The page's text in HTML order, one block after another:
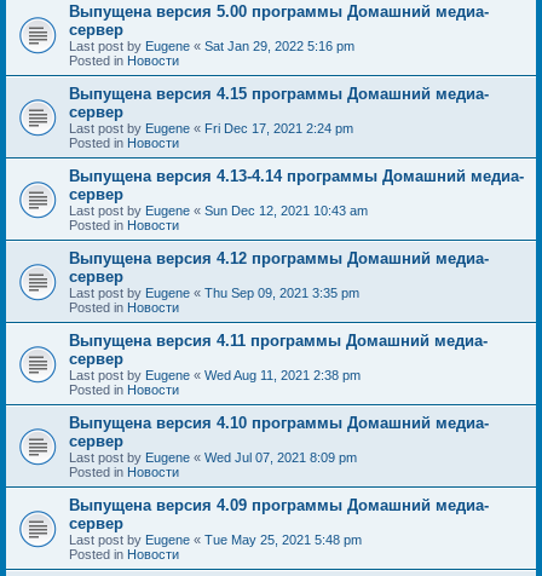
Выпущена версия 5.00 программы Домашний медиа-
сервер
Last post by Eugene « Sat Jan 29, 2022 5:16 pm
Posted in Новости
Выпущена версия 4.15 программы Домашний медиа-
сервер
Last post by Eugene « Fri Dec 17, 2021 2:24 pm
Posted in Новости
Выпущена версия 4.13-4.14 программы Домашний медиа-
сервер
Last post by Eugene « Sun Dec 12, 2021 10:43 am
Posted in Новости
Выпущена версия 4.12 программы Домашний медиа-
сервер
Last post by Eugene « Thu Sep 09, 2021 3:35 pm
Posted in Новости
Выпущена версия 4.11 программы Домашний медиа-
сервер
Last post by Eugene « Wed Aug 11, 2021 2:38 pm
Posted in Новости
Выпущена версия 4.10 программы Домашний медиа-
сервер
Last post by Eugene « Wed Jul 07, 2021 8:09 pm
Posted in Новости
Выпущена версия 4.09 программы Домашний медиа-
сервер
Last post by Eugene « Tue May 25, 2021 5:48 pm
Posted in Новости